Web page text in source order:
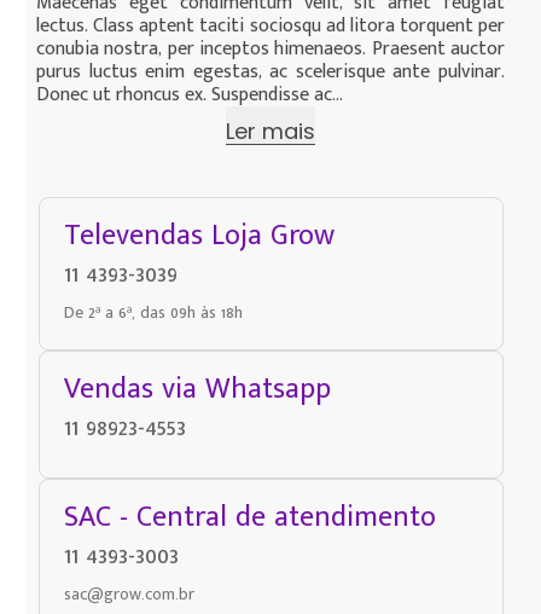
lectus. Class aptent taciti sociosqu ad litora torquent per
conubia nostra, per inceptos himenaeos. Praesent auctor
purus luctus enim egestas, ac scelerisque ante pulvinar.
Donec ut rhoncus ex. Suspendisse ac...
Ler mais
Televendas Loja Grow
11 4393-3039
De 2ª a 6ª, das 09h às 18h
Vendas via Whatsapp
11 98923-4553
SAC - Central de atendimento
11 4393-3003
sac@grow.com.br